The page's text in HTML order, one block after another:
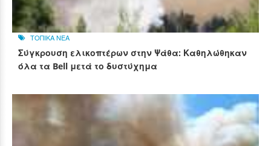
ΤΟΠΙΚΑ ΝΕΑ
Σύγκρουση ελικοπτέρων στην Ψάθα: Καθηλώθηκαν
όλα τα Bell μετά το δυστύχημα